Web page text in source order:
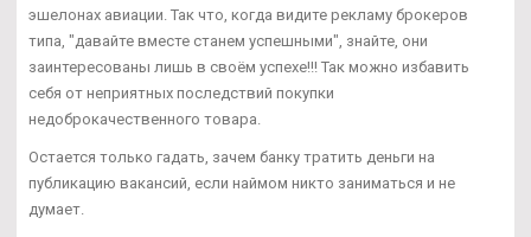
эшелонах авиации. Так что, когда видите рекламу брокеров
типа, "давайте вместе станем успешными", знайте, они
заинтересованы лишь в своём успехе!!! Так можно избавить
себя от неприятных последствий покупки
недоброкачественного товара.
Остается только гадать, зачем банку тратить деньги на
публикацию вакансий, если наймом никто заниматься и не
думает.